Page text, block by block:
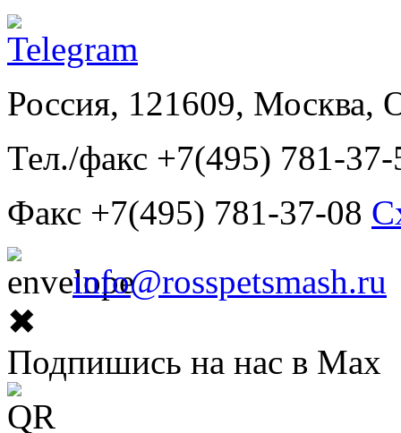
Россия, 121609, Москва,
Тел./факс +7(495) 781-37-
Факс +7(495) 781-37-08
info@rosspetsmash.ru
✖
Подпишись на нас в Max